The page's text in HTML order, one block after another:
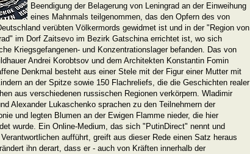
Beendigung der Belagerung von Leningrad an der Einweihung
eines Mahnmals teilgenommen, das den Opfern des von
verübten Völkermords gewidmet ist und in der "Region von
im Dorf Zaitsevo im Bezirk Gatschina errichtet ist, wo sich
Kriegsgefangenen- und Konzentrationslager befanden. Das von
Andrei Korobtsov und dem Architekten Konstantin Fomin
Denkmal besteht aus einer Stele mit der Figur einer Mutter mit
an der Spitze sowie 150 Flachreliefs, die die Geschichten realer
aus verschiedenen russischen Regionen verkörpern. Wladimir
Alexander Lukaschenko sprachen zu den Teilnehmern der
und legten Blumen an der Ewigen Flamme nieder, die hier
wurde. Ein Online-Medium, das sich "PutinDirect" nennt und
Verantwortlichen aufführt, greift aus dieser Rede einen Satz heraus
ihn derart, dass er - auch von Kräften innerhalb der